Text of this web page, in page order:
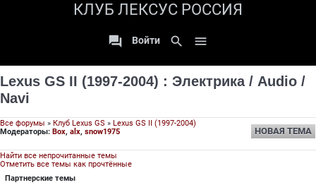
КЛУБ ЛЕКСУС РОССИЯ
 Войти search 
Lexus GS II (1997-2004) : Электрика / Audio /
Navi
Все форумы » Клуб Lexus GS » Lexus GS II (1997-2004)
Модераторы: Box, alx, snow1975 НОВАЯ ТЕМА
Найти все непрочитанные темы
Отметить все темы как прочтённые
Партнерские темы